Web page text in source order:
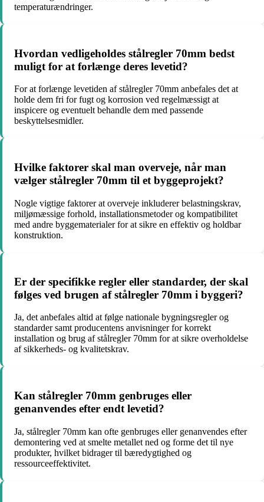
temperaturændringer.
Hvordan vedligeholdes stålregler 70mm bedst
muligt for at forlænge deres levetid?
For at forlænge levetiden af stålregler 70mm anbefales det at
holde dem fri for fugt og korrosion ved regelmæssigt at
inspicere og eventuelt behandle dem med passende
beskyttelsesmidler.
Hvilke faktorer skal man overveje, når man
vælger stålregler 70mm til et byggeprojekt?
Nogle vigtige faktorer at overveje inkluderer belastningskrav,
miljømæssige forhold, installationsmetoder og kompatibilitet
med andre byggematerialer for at sikre en effektiv og holdbar
konstruktion.
Er der specifikke regler eller standarder, der skal
følges ved brugen af stålregler 70mm i byggeri?
Ja, det anbefales altid at følge nationale bygningsregler og
standarder samt producentens anvisninger for korrekt
installation og brug af stålregler 70mm for at sikre overholdelse
af sikkerheds- og kvalitetskrav.
Kan stålregler 70mm genbruges eller
genanvendes efter endt levetid?
Ja, stålregler 70mm kan ofte genbruges eller genanvendes efter
demontering ved at smelte metallet ned og forme det til nye
produkter, hvilket bidrager til bæredygtighed og
ressourceeffektivitet.